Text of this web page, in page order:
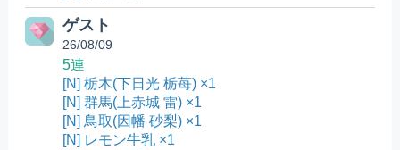
ゲスト
26/08/09
5連
[N] 栃木(下日光 栃苺) ×1
[N] 群馬(上赤城 雷) ×1
[N] 鳥取(因幡 砂梨) ×1
[N] レモン牛乳 ×1